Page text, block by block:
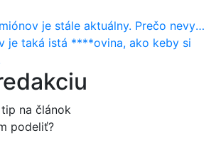
je stále aktuálny. Prečo nevyhynul ako pri osobákoch?
je taká istá ****ovina, ako keby si
na článok
podeliť?